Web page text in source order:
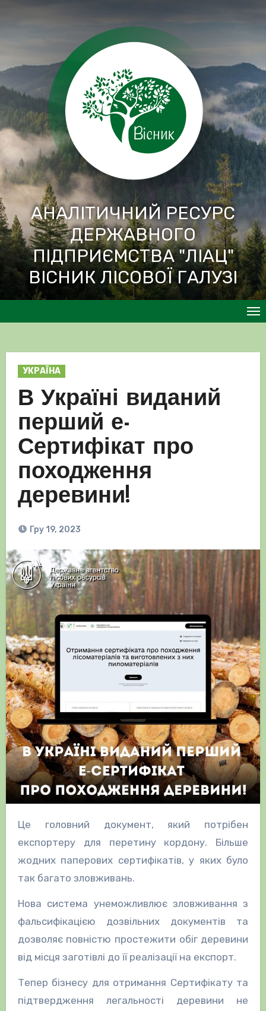
Перейти
АНАЛІТИЧНИЙ РЕСУРС
ДЕРЖАВНОГО
ПІДПРИЄМСТВА "ЛІАЦ"
ВІСНИК ЛІСОВОЇ ГАЛУЗІ
УКРАЇНА
В Україні виданий
перший е-
Сертифікат про
походження
деревини!
Гру 19, 2023
Це головний документ, який потрібен
експортеру для перетину кордону. Більше
жодних паперових сертифікатів, у яких було
так багато зловживань.
Нова система унеможливлює зловживання з
фальсифікацією дозвільних документів та
дозволяє повністю простежити обіг деревини
від місця заготівлі до її реалізації на експорт.
Тепер бізнесу для отримання Сертифікату та
підтвердження легальності деревини не